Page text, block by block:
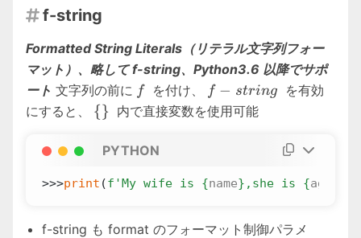
f-string
Formatted String Literals（リテラル文字列フォー
マット）、略して f-string、Python3.6 以降でサポ
ート 文字列の前に f を付け、
f-
string
f − string
を有効
にすると、
\
{} 内で直接変数を使用可能
PYTHON
>>>print (f 'My wife is {name} ,she is {age
f-string も format のフォーマット制御パラメ